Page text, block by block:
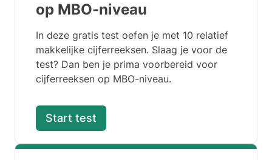
op MBO-niveau
In deze gratis test oefen je met 10 relatief
makkelijke cijferreeksen. Slaag je voor de
test? Dan ben je prima voorbereid voor
cijferreeksen op MBO-niveau.
Start test